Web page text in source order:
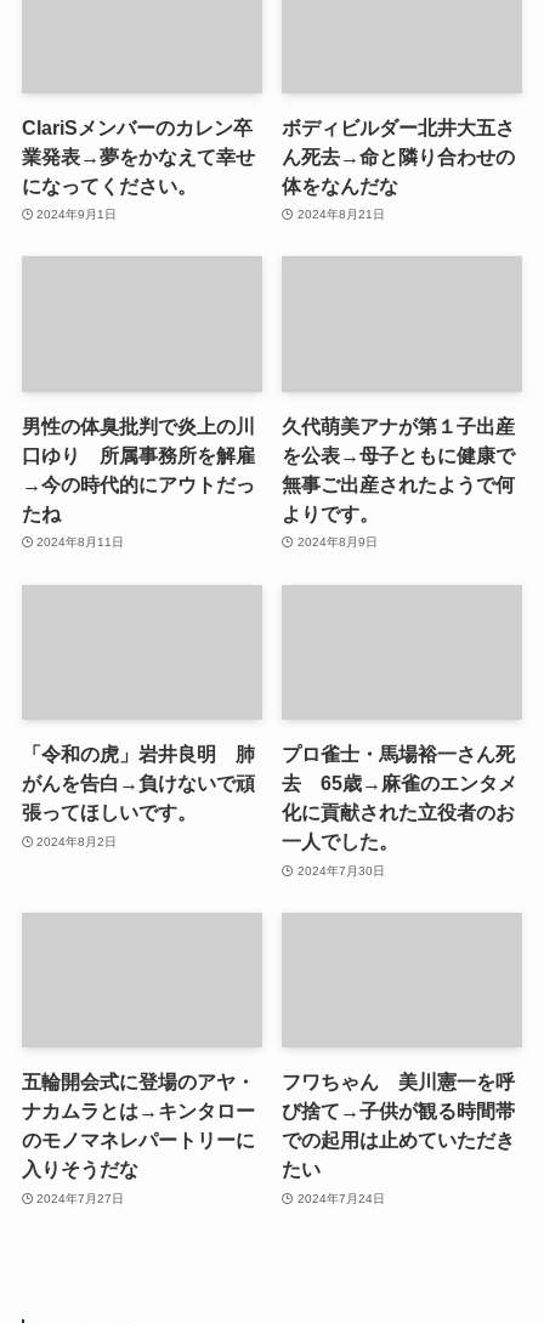
ClariSメンバーのカレン卒
業発表→夢をかなえて幸せ
になってください。
2024年9月1日
ボディビルダー北井大五さ
ん死去→命と隣り合わせの
体をなんだな
2024年8月21日
男性の体臭批判で炎上の川
口ゆり 所属事務所を解雇
→今の時代的にアウトだっ
たね
2024年8月11日
久代萌美アナが第１子出産
を公表→母子ともに健康で
無事ご出産されたようで何
よりです。
2024年8月9日
「令和の虎」岩井良明 肺
がんを告白→負けないで頑
張ってほしいです。
2024年8月2日
プロ雀士・馬場裕一さん死
去 65歳→麻雀のエンタメ
化に貢献された立役者のお
一人でした。
2024年7月30日
五輪開会式に登場のアヤ・
ナカムラとは→キンタロー
のモノマネレパートリーに
入りそうだな
2024年7月27日
フワちゃん 美川憲一を呼
び捨て→子供が観る時間帯
での起用は止めていただき
たい
2024年7月24日